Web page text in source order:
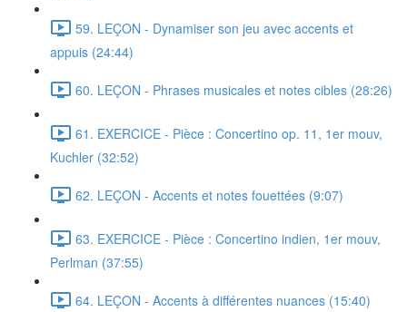
59. LEÇON - Dynamiser son jeu avec accents et
appuis (24:44)
60. LEÇON - Phrases musicales et notes cibles (28:26)
61. EXERCICE - Pièce : Concertino op. 11, 1er mouv,
Kuchler (32:52)
62. LEÇON - Accents et notes fouettées (9:07)
63. EXERCICE - Pièce : Concertino indien, 1er mouv,
Perlman (37:55)
64. LEÇON - Accents à différentes nuances (15:40)